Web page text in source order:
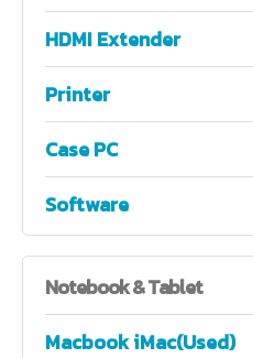
HDMI Extender
Printer
Case PC
Software
Notebook& Tablet
Macbook iMac(Used)